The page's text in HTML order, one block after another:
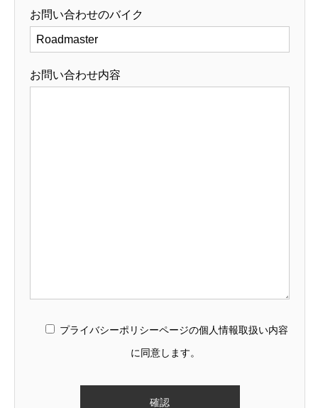
お問い合わせのバイク
お問い合わせ内容
プライバシーポリシーページの個人情報取扱い内容
に同意します。